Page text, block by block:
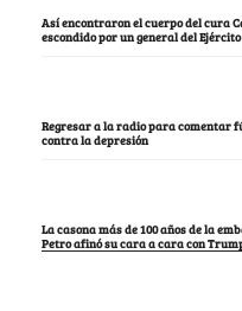
Así encontraron el cuerpo del cura
escondido por un general del Ejército
Regresar a la radio para comentar
contra la depresión
La casona más de 100 años de la
Petro afinó su cara a cara con